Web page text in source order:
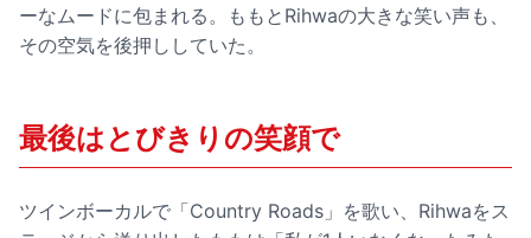
ーなムードに包まれる。ももとRihwaの大きな笑い声も、
その空気を後押ししていた。
最後はとびきりの笑顔で
ツインボーカルで「Country Roads」を歌い、Rihwaをス